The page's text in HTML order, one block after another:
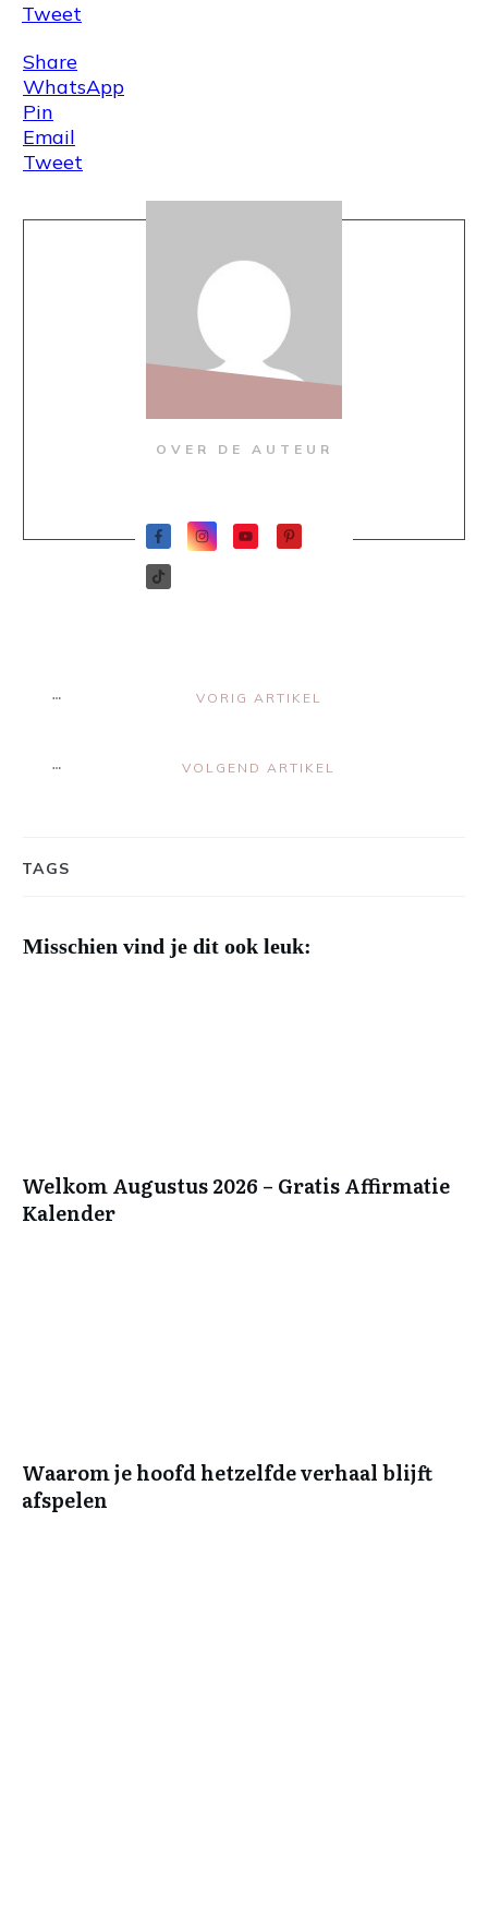
Tweet
Share
WhatsApp
Pin
Email
Tweet
OVER DE AUTEUR
VORIG ARTIKEL
VOLGEND ARTIKEL
TAGS
Misschien vind je dit ook leuk:
Welkom Augustus 2026 – Gratis Affirmatie
Kalender
Waarom je hoofd hetzelfde verhaal blijft
afspelen